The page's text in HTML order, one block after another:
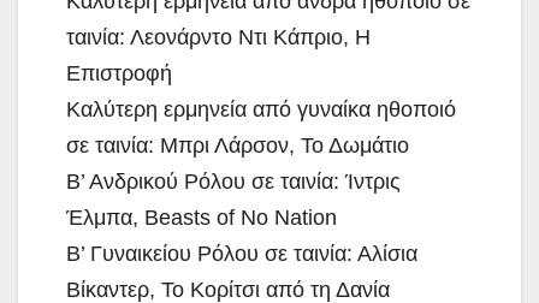
ταινία: Λεονάρντο Ντι Κάπριο, Η
Επιστροφή
Καλύτερη ερμηνεία από γυναίκα ηθοποιό
σε ταινία: Μπρι Λάρσον, Το Δωμάτιο
Β’ Ανδρικού Ρόλου σε ταινία: Ίντρις
Έλμπα, Beasts of No Nation
Β’ Γυναικείου Ρόλου σε ταινία: Αλίσια
Βίκαντερ, Το Κορίτσι από τη Δανία